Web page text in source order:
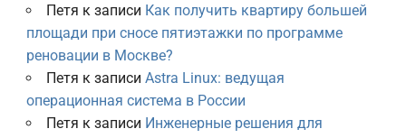
Петя к записи Как получить квартиру большей
площади при сносе пятиэтажки по программе
реновации в Москве?
Петя к записи Astra Linux: ведущая
операционная система в России
Петя к записи Инженерные решения для